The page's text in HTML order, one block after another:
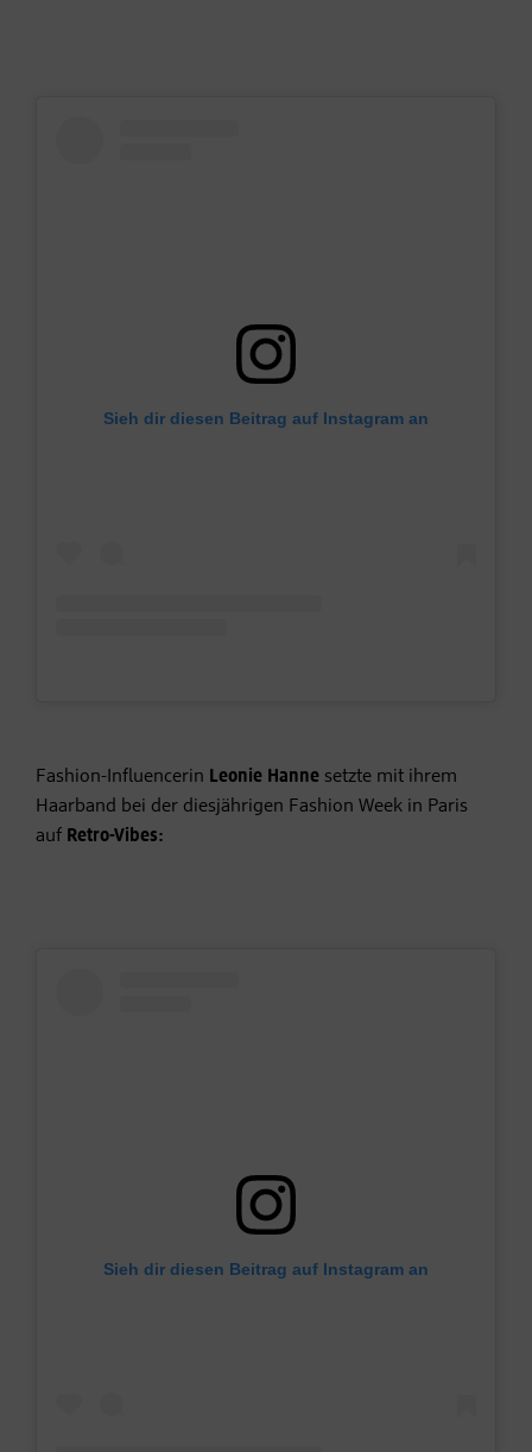
Sieh dir diesen Beitrag auf Instagram an
Fashion-Influencerin Leonie Hanne setzte mit ihrem
Haarband bei der diesjährigen Fashion Week in Paris
auf Retro-Vibes:
Sieh dir diesen Beitrag auf Instagram an